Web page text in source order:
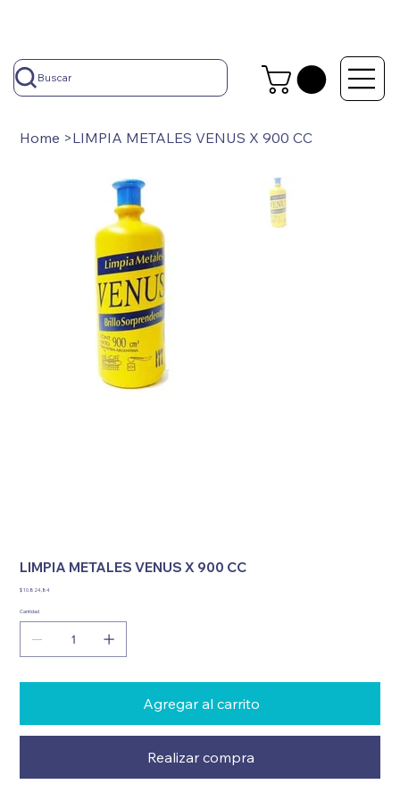
Buscar
Home >LIMPIA METALES VENUS X 900 CC
LIMPIA METALES VENUS X 900 CC
Precio
$ 10.824,84
Cantidad
Agregar al carrito
Realizar compra